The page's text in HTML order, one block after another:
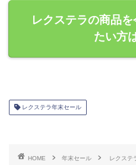
レクステラの商品
たい方
レクステラ年末セール
HOME 年末セール レクステ